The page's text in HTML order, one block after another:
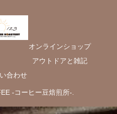
オンラインショップ
アウトドアと雑記
合わせ
-コーヒー豆焙煎所-.